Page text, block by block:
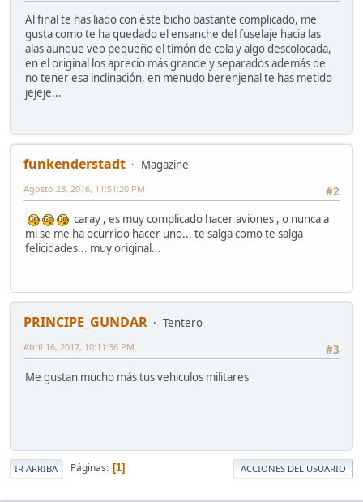
Al final te has liado con éste bicho bastante complicado, me
gusta como te ha quedado el ensanche del fuselaje hacia las
alas aunque veo pequeño el timón de cola y algo descolocada,
en el original los aprecio más grande y separados además de
no tener esa inclinación, en menudo berenjenal te has metido
jejeje...
funkenderstadt
Magazine
#2
Agosto 23, 2016, 11:51:20 PM
caray , es muy complicado hacer aviones , o nunca a
mi se me ha ocurrido hacer uno... te salga como te salga
felicidades... muy original...
PRINCIPE_GUNDAR
Tentero
#3
Abril 16, 2017, 10:11:36 PM
Me gustan mucho más tus vehiculos militares
IR ARRIBA Páginas 1 ACCIONES DEL USUARIO